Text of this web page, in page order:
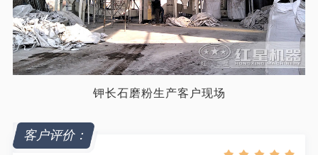
钾长石磨粉生产客户现场
客户评价：